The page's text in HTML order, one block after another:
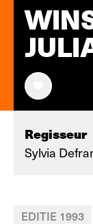
Regisseur
Sylvia
EDITIE 1993